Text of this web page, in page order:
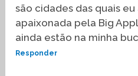
são cidades das quais
apaixonada pela Big
ainda estão na minha
Responder